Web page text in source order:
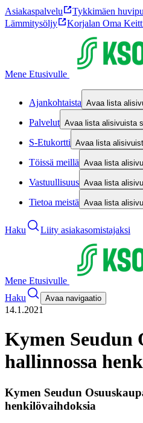
Asiakaspalvelu Tykkimäen
Lämmitysöljy
Korjalan Oma
Mene Etusivulle
Ajankohtaista Avaa lista
Palvelut Avaa lista alisivuista
S-Etukortti Avaa lista
Töissä meillä Avaa lista
Vastuullisuus Avaa lista
Tietoa meistä Avaa lista
Haku Liity asiakasomistajaksi
Mene Etusivulle
Haku
Avaa navigaatio
14.1.2021
Kymen Seudun
hallinnossa
Kymen Seudun
henkilövaihdoksia